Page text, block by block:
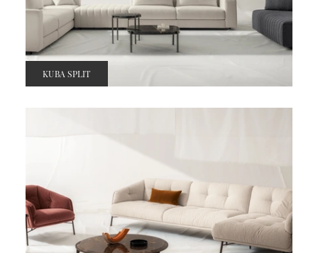
KUBA SPLIT